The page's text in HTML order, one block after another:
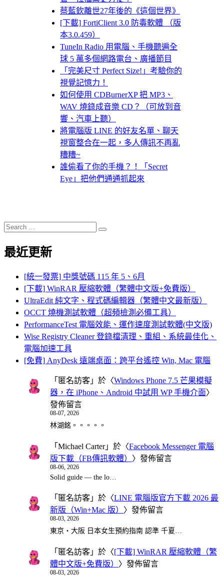
蔡藍欽離世27年後的《這個世界》
[下載] FortiClient 3.0 防毒軟體 （版
本3.0.459）
TuneIn Radio 用電腦、手機聽遍全
球 5 萬多個網路電台、廣播節目
「完美尺寸 Perfect Size!」考驗你的
視覺記憶力！
如何使用 CDBurnerXP 把 MP3、
WAV 燒錄成音樂 CD？（可放到音
響、汽車上聽）
將電腦版 LINE 的好友名單、聊天
視窗整合在一起，多人傳訊不再亂
糟糟~
誰偷看了你的手機？！「Secret
Eye」把他們通通抓起來
Search
for:
Search
最近更新
[統一發票] 中獎號碼 115 年 5、6月
[下載] WinRAR 壓縮軟體（繁體中文版+免費版）
UltraEdit 純文字、程式碼編輯器（繁體中文最新版）
OCCT 燒機測試軟體（超頻檢測必備工具）
PerformanceTest 電腦效能、運作速度測試軟體(中文版)
Wise Registry Cleaner 登錄檔清理、重組、系統最佳化、
電腦加速工具
[免費] AnyDesk 遠端桌面：跨平台遙控 Win, Mac 電腦
「 匿名訪客 」於〈Windows Phone 7.5 芒果模擬
器，在 iPhone、Android 中試用 WP 手機介面〉
發佈留言
08-07, 2026
林湖銘。。。。。
「 Michael Carter」於〈Facebook Messenger 電腦
版下載（FB傳訊軟體） 〉發佈留言
08-06, 2026
Solid guide — the lo…
「 匿名訪客 」於〈LINE 電腦版官方下載 2026 最
新版（Win+Mac 版） 〉發佈留言
08-03, 2026
東京・大阪 日本女生預約指南 認準 千夏…
「 匿名訪客 」於〈[下載] WinRAR 壓縮軟體（繁
體中文版+免費版） 〉發佈留言
08-03, 2026